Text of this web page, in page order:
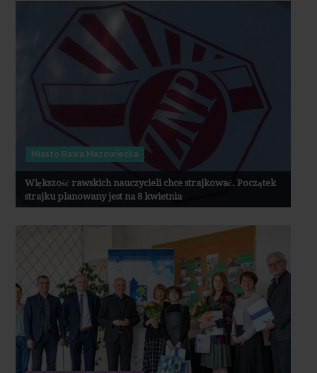
Miasto Rawa Mazowiecka
Większość rawskich nauczycieli chce strajkować. Początek
strajku planowany jest na 8 kwietnia